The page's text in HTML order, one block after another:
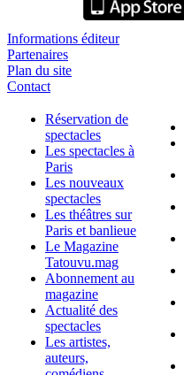
Informations éditeur
Partenaires
Plan du site
Contact
Réservation de
spectacles
Les spectacles à
Paris
Les nouveaux
spectacles
Les théâtres sur
Paris et banlieue
Le Magazine
Tatouvu.mag
Abonnement au
magazine
Actualité des
spectacles
Les artistes,
auteurs,